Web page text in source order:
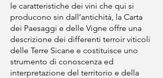
le caratteristiche dei vini che qui si
producono sin dall’antichità, la Carta
dei Paesaggi e delle Vigne offre una
descrizione dei differenti terroir viticoli
delle Terre Sicane e costituisce uno
strumento di conoscenza ed
interpretazione del territorio e della